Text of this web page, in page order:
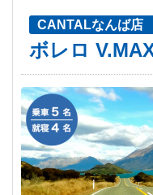
CANTALなんば店
ボレロ